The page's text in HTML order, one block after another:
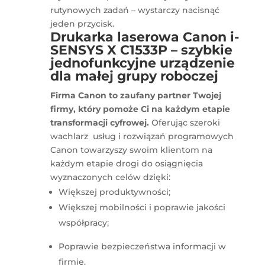
rutynowych zadań – wystarczy nacisnąć
jeden przycisk.
Drukarka laserowa Canon i-
SENSYS X C1533P – szybkie
jednofunkcyjne urządzenie
dla małej grupy roboczej
Firma Canon to zaufany partner Twojej
firmy, który pomoże Ci na każdym etapie
transformacji cyfrowej.Oferując szeroki
wachlarz usług i rozwiązań programowych
Canon towarzyszy swoim klientom na
każdym etapie drogi do osiągnięcia
wyznaczonych celów dzięki:
Większej produktywności;
Większej mobilności i poprawie jakości
współpracy;
Poprawie bezpieczeństwa informacji w
firmie.